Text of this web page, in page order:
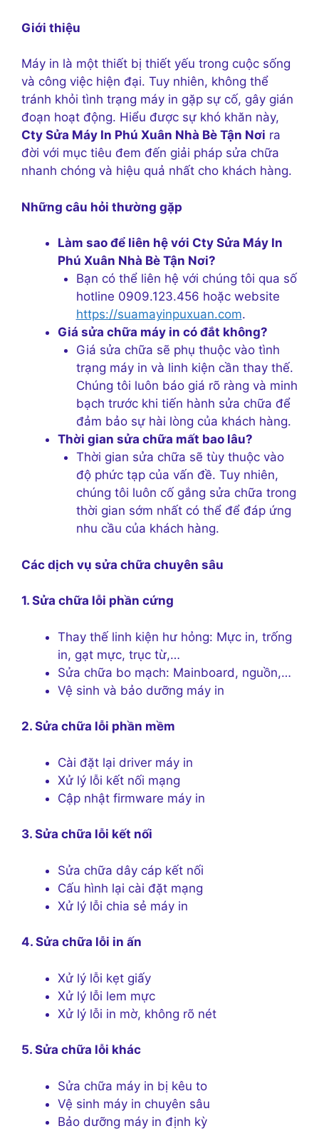
Giới thiệu
Máy in là một thiết bị thiết yếu trong cuộc sống
và công việc hiện đại. Tuy nhiên, không thể
tránh khỏi tình trạng máy in gặp sự cố, gây gián
đoạn hoạt động. Hiểu được sự khó khăn này,
Cty Sửa Máy In Phú Xuân Nhà Bè Tận Nơi ra
đời với mục tiêu đem đến giải pháp sửa chữa
nhanh chóng và hiệu quả nhất cho khách hàng.
Những câu hỏi thường gặp
Làm sao để liên hệ với Cty Sửa Máy In
Phú Xuân Nhà Bè Tận Nơi?
Bạn có thể liên hệ với chúng tôi qua số
hotline 0909.123.456 hoặc website
https://suamayinpuxuan.com.
Giá sửa chữa máy in có đắt không?
Giá sửa chữa sẽ phụ thuộc vào tình
trạng máy in và linh kiện cần thay thế.
Chúng tôi luôn báo giá rõ ràng và minh
bạch trước khi tiến hành sửa chữa để
đảm bảo sự hài lòng của khách hàng.
Thời gian sửa chữa mất bao lâu?
Thời gian sửa chữa sẽ tùy thuộc vào
độ phức tạp của vấn đề. Tuy nhiên,
chúng tôi luôn cố gắng sửa chữa trong
thời gian sớm nhất có thể để đáp ứng
nhu cầu của khách hàng.
Các dịch vụ sửa chữa chuyên sâu
1. Sửa chữa lỗi phần cứng
Thay thế linh kiện hư hỏng: Mực in, trống
in, gạt mực, trục từ,…
Sửa chữa bo mạch: Mainboard, nguồn,…
Vệ sinh và bảo dưỡng máy in
2. Sửa chữa lỗi phần mềm
Cài đặt lại driver máy in
Xử lý lỗi kết nối mạng
Cập nhật firmware máy in
3. Sửa chữa lỗi kết nối
Sửa chữa dây cáp kết nối
Cấu hình lại cài đặt mạng
Xử lý lỗi chia sẻ máy in
4. Sửa chữa lỗi in ấn
Xử lý lỗi kẹt giấy
Xử lý lỗi lem mực
Xử lý lỗi in mờ, không rõ nét
5. Sửa chữa lỗi khác
Sửa chữa máy in bị kêu to
Vệ sinh máy in chuyên sâu
Bảo dưỡng máy in định kỳ